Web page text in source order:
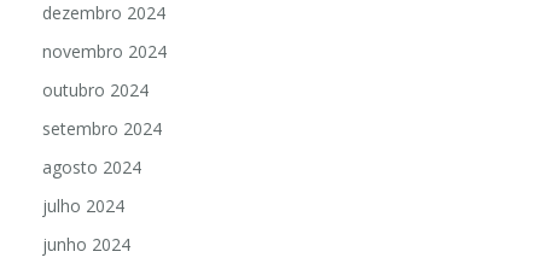
dezembro 2024
novembro 2024
outubro 2024
setembro 2024
agosto 2024
julho 2024
junho 2024